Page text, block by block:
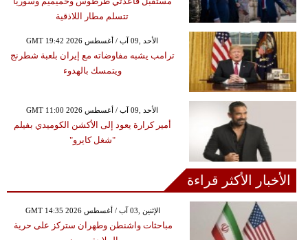
تتسلم مطار اللاذقية
GMT 19:42 2026 الأحد ,09 آب / أغسطس
ترامب يشبه مفاوضاته مع إيران بلعبة شطرنج
ويتمسك بالهدوء
GMT 11:00 2026 الأحد ,09 آب / أغسطس
أمير كرارة يعود إلى الأكشن الكوميدي بفيلم
"شغل كايرو"
الأخبار الأكثر قراءة
GMT 14:35 2026 الإثنين ,03 آب / أغسطس
مباحثات واشنطن وطهران ستركز على حرية